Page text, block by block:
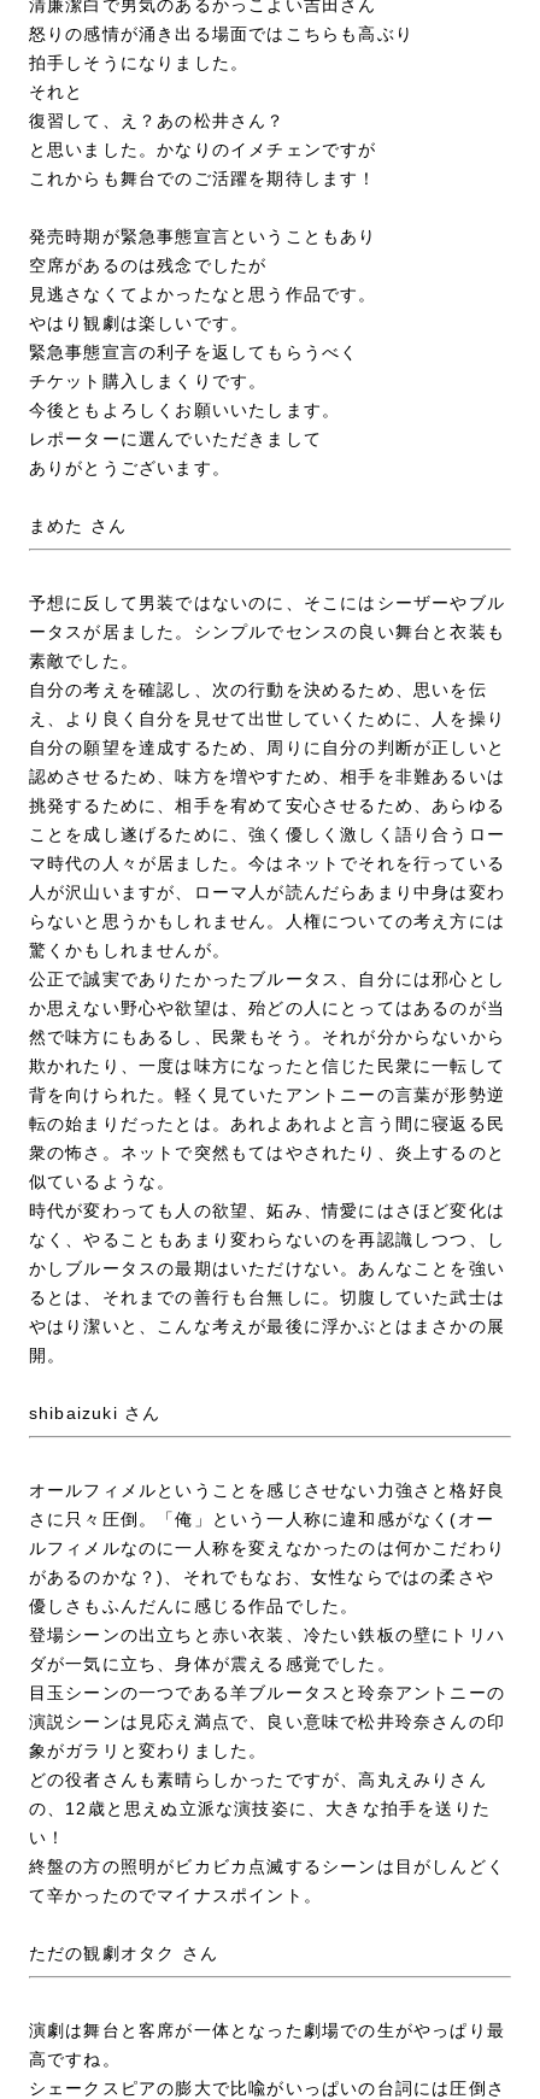
清廉潔白で男気のあるかっこよい吉田さん
怒りの感情が涌き出る場面ではこちらも高ぶり
拍手しそうになりました。
それと
復習して、え？あの松井さん？
と思いました。かなりのイメチェンですが
これからも舞台でのご活躍を期待します！
発売時期が緊急事態宣言ということもあり
空席があるのは残念でしたが
見逃さなくてよかったなと思う作品です。
やはり観劇は楽しいです。
緊急事態宣言の利子を返してもらうべく
チケット購入しまくりです。
今後ともよろしくお願いいたします。
レポーターに選んでいただきまして
ありがとうございます。
まめた さん
予想に反して男装ではないのに、そこにはシーザーやブル
ータスが居ました。シンプルでセンスの良い舞台と衣装も
素敵でした。
自分の考えを確認し、次の行動を決めるため、思いを伝
え、より良く自分を見せて出世していくために、人を操り
自分の願望を達成するため、周りに自分の判断が正しいと
認めさせるため、味方を増やすため、相手を非難あるいは
挑発するために、相手を宥めて安心させるため、あらゆる
ことを成し遂げるために、強く優しく激しく語り合うロー
マ時代の人々が居ました。今はネットでそれを行っている
人が沢山いますが、ローマ人が読んだらあまり中身は変わ
らないと思うかもしれません。人権についての考え方には
驚くかもしれませんが。
公正で誠実でありたかったブルータス、自分には邪心とし
か思えない野心や欲望は、殆どの人にとってはあるのが当
然で味方にもあるし、民衆もそう。それが分からないから
欺かれたり、一度は味方になったと信じた民衆に一転して
背を向けられた。軽く見ていたアントニーの言葉が形勢逆
転の始まりだったとは。あれよあれよと言う間に寝返る民
衆の怖さ。ネットで突然もてはやされたり、炎上するのと
似ているような。
時代が変わっても人の欲望、妬み、情愛にはさほど変化は
なく、やることもあまり変わらないのを再認識しつつ、し
かしブルータスの最期はいただけない。あんなことを強い
るとは、それまでの善行も台無しに。切腹していた武士は
やはり潔いと、こんな考えが最後に浮かぶとはまさかの展
開。
shibaizuki さん
オールフィメルということを感じさせない力強さと格好良
さに只々圧倒。「俺」という一人称に違和感がなく(オー
ルフィメルなのに一人称を変えなかったのは何かこだわり
があるのかな？)、それでもなお、女性ならではの柔さや
優しさもふんだんに感じる作品でした。
登場シーンの出立ちと赤い衣装、冷たい鉄板の壁にトリハ
ダが一気に立ち、身体が震える感覚でした。
目玉シーンの一つである羊ブルータスと玲奈アントニーの
演説シーンは見応え満点で、良い意味で松井玲奈さんの印
象がガラリと変わりました。
どの役者さんも素晴らしかったですが、高丸えみりさん
の、12歳と思えぬ立派な演技姿に、大きな拍手を送りた
い！
終盤の方の照明がビカビカ点滅するシーンは目がしんどく
て辛かったのでマイナスポイント。
ただの観劇オタク さん
演劇は舞台と客席が一体となった劇場での生がやっぱり最
高ですね。
シェークスピアの膨大で比喩がいっぱいの台詞には圧倒さ